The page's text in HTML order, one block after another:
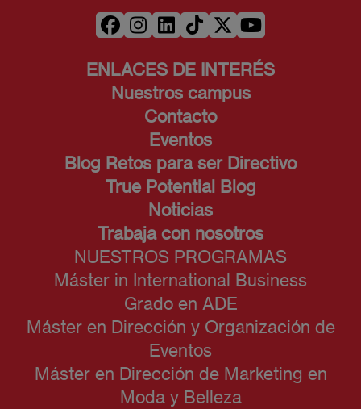
ENLACES DE INTERÉS
Nuestros campus
Contacto
Eventos
Blog Retos para ser Directivo
True Potential Blog
Noticias
Trabaja con nosotros
NUESTROS PROGRAMAS
Máster in International Business
Grado en ADE
Máster en Dirección y Organización de
Eventos
Máster en Dirección de Marketing en
Moda y Belleza